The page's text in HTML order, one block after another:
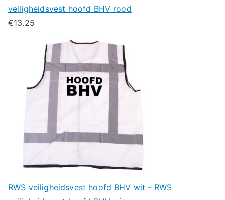
veiligheidsvest hoofd BHV rood
€13.25
RWS veiligheidsvest hoofd BHV wit - RWS